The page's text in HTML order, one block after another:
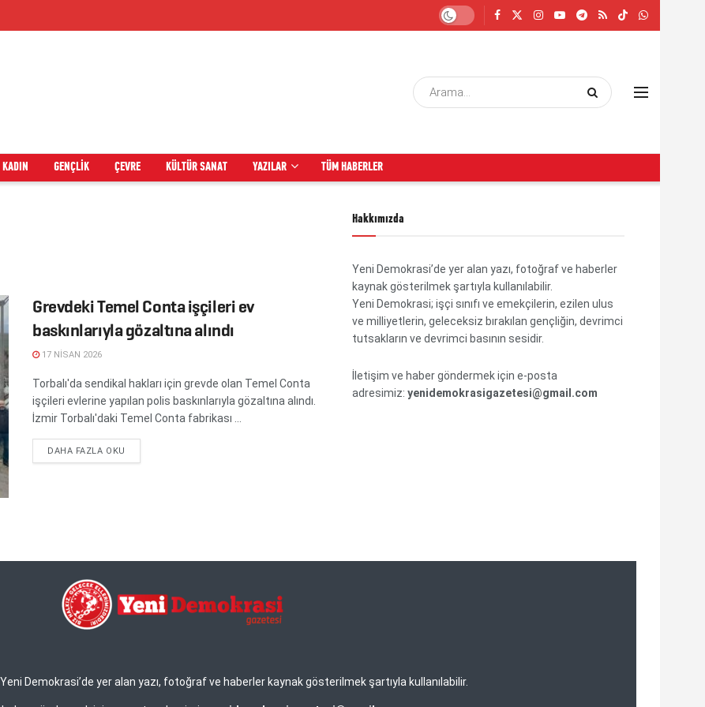
KADIN GENÇLIK ÇEVRE KÜLTÜR SANAT YAZILAR TÜM HABERLER
Grevdeki Temel Conta işçileri ev
baskınlarıyla gözaltına alındı
17 NISAN 2026
Torbalı'da sendikal hakları için grevde olan Temel Conta
işçileri evlerine yapılan polis baskınlarıyla gözaltına alındı.
İzmir Torbalı'daki Temel Conta fabrikası ...
DAHA FAZLA OKU
Hakkımızda
Yeni Demokrasi’de yer alan yazı, fotoğraf ve haberler
kaynak gösterilmek şartıyla kullanılabilir.
Yeni Demokrasi; işçi sınıfı ve emekçilerin, ezilen ulus
ve milliyetlerin, geleceksiz bırakılan gençliğin, devrimci
tutsakların ve devrimci basının sesidir.
İletişim ve haber göndermek için e-posta
adresimiz: yenidemokrasigazetesi@gmail.com
Demokrasi’de yer alan yazı, fotoğraf ve haberler kaynak gösterilmek şartıyla kullanılabilir.